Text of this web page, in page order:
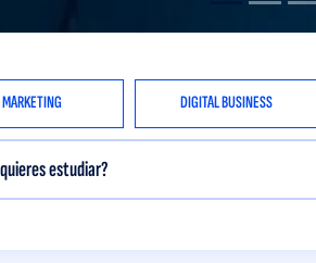
MARKETING DIGITAL BUSINESS